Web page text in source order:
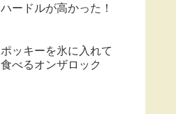
ハードルが高かった！
ポッキーを氷に入れて
食べるオンザロック